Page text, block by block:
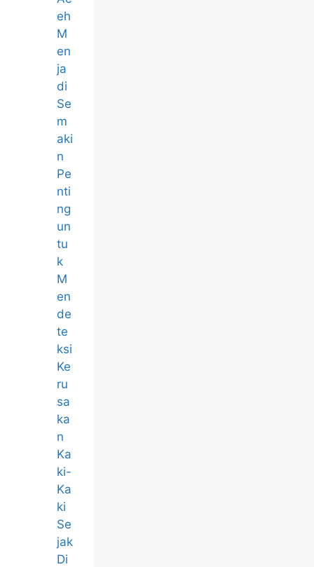
eh
M
en
ja
di
Se
m
aki
n
Pe
nti
ng
un
tu
k
M
en
de
te
ksi
Ke
ru
sa
ka
n
Ka
ki-
Ka
ki
Se
jak
Di